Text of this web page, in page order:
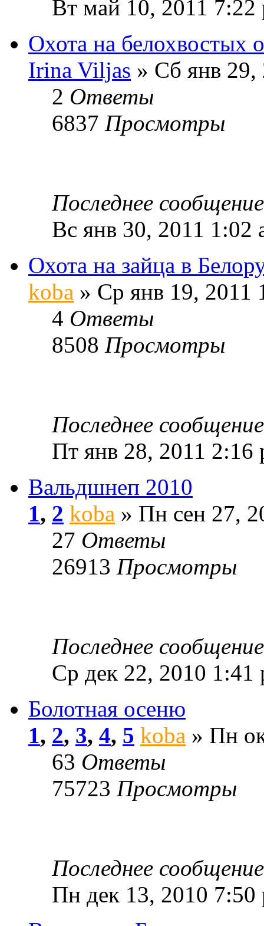
Вт май 10, 2011 7:22
Охота на белохвостых
Irina Viljas » Сб янв 29,
2 Ответы
6837 Просмотры
Последнее
Вс янв 30, 2011 1:02
Охота на зайца в
koba » Ср янв 19, 2011
4 Ответы
8508 Просмотры
Последнее
Пт янв 28, 2011 2:16
Вальдшнеп 2010
1, 2 koba » Пн сен 27,
27 Ответы
26913 Просмотры
Последнее
Ср дек 22, 2010 1:41
Болотная осеню
1, 2, 3, 4, 5 koba » Пн
63 Ответы
75723 Просмотры
Последнее
Пн дек 13, 2010 7:50